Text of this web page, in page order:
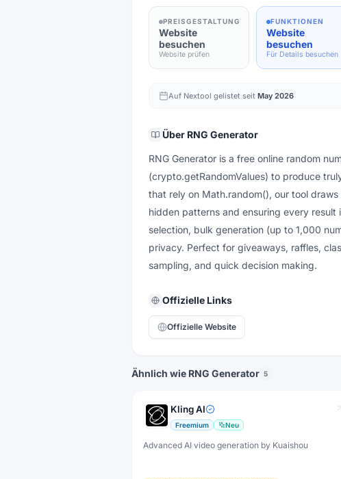
PREISGESTALTUNG
Website
besuchen
Website prüfen
FUNKTIONEN
Website
besuchen
Für Details besuchen
Auf Nextool gelistet seit May 2026
Über RNG Generator
RNG Generator is a free online random
(crypto.getRandomValues) to produce
that rely on Math.random(), our tool
hidden patterns and ensuring every
selection, bulk generation (up to 1,000
privacy. Perfect for giveaways, raffles,
sampling, and quick decision making.
Offizielle Links
Offizielle Website
Ähnlich wie RNG Generator 5
Kling AI
Freemium Neu
Advanced AI video generation by Kuaishou